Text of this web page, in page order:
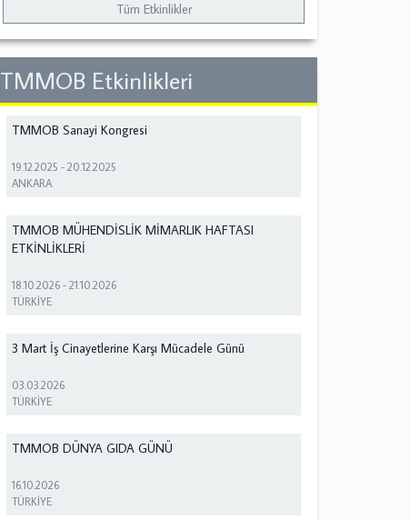
Tüm Etkinlikler
TMMOB Etkinlikleri
TMMOB Sanayi Kongresi
19.12.2025 -20.12.2025
ANKARA
TMMOB MÜHENDİSLİK MİMARLIK HAFTASI
ETKİNLİKLERİ
18.10.2026 -21.10.2026
TÜRKİYE
3 Mart İş Cinayetlerine Karşı Mücadele Günü
03.03.2026
TÜRKİYE
TMMOB DÜNYA GIDA GÜNÜ
16.10.2026
TÜRKİYE